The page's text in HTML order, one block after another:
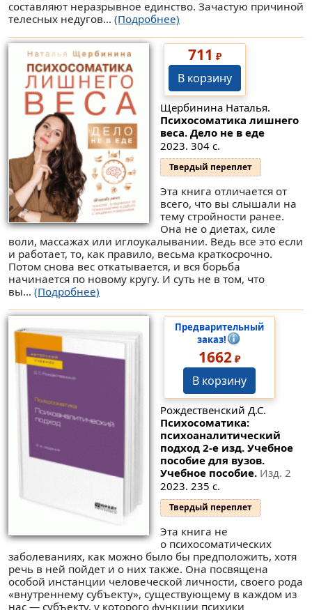
составляют неразрывное единство. Зачастую причиной
телесных недугов... (Подробнее)
711 ₽
В корзину
Щербинина Наталья.
Психосоматика лишнего
веса. Дело не в еде
2023. 304 с.
Твердый переплет
Эта книга отличается от
всего, что вы слышали на
тему стройности ранее.
Она не о диетах, силе
воли, массажах или иглоукалывании. Ведь все это если
и работает, то, как правило, весьма краткосрочно.
Потом снова вес откатывается, и вся борьба
начинается по новому кругу. И суть не в том, что
вы... (Подробнее)
Предварительный
заказ!
1662₽
В корзину
Рождественский Д.С.
Психосоматика:
психоаналитический
подход 2-е изд. Учебное
пособие для вузов.
Учебное пособие. Изд. 2
2023. 235 с.
Твердый переплет
Эта книга не
о психосоматических
заболеваниях, как можно было бы предположить, хотя
речь в ней пойдет и о них также. Она посвящена
особой инстанции человеческой личности, своего рода
«внутреннему субъекту», существующему в каждом из
нас — субъекту, у которого функции психики